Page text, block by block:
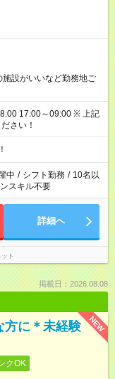
設がいいなど勤務地ご
17:00～09:00 ※ 上記
さい！
中 / シフト勤務 / 10名以
スキル不要
詳細へ
ト
掲載日：2026.08.08
NEW
方に＊未経験
クOK